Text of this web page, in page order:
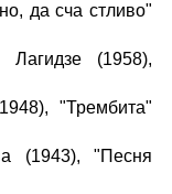
да сча стливо"
(1958),
"Трембита"
(1943), "Песня